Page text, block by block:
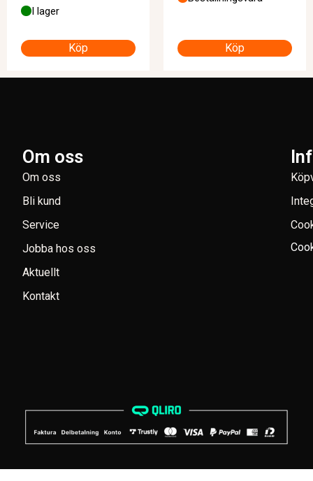
I lager
Köp Köp
Om oss
Om oss
Bli kund
Service
Jobba hos oss
Aktuellt
Kontakt